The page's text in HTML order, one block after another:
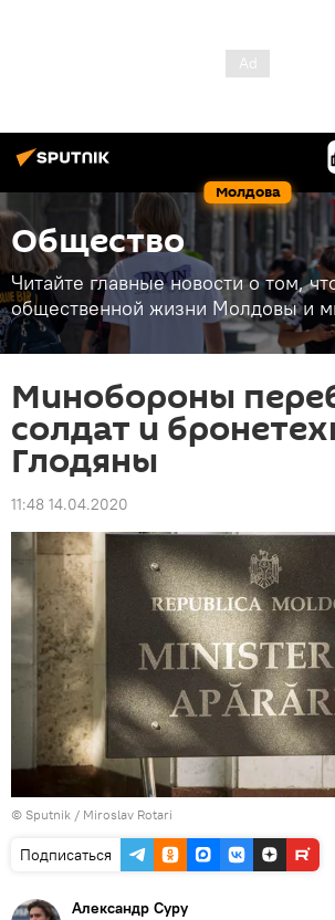
Молдова
Общество
Читайте главные новости о том,
общественной жизни Молдовы и
Минобороны
солдат и
Глодяны
11:48 14.04.2020
© Sputnik / Miroslav Rotari
Подписаться
Александр Суру